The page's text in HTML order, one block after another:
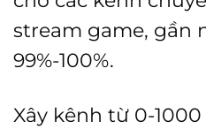
stream game, gần
99%-100%.
Xây kênh từ 0-